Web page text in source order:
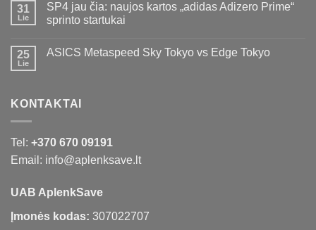
31
Lie
SP4 jau čia: naujos kartos „adidas Adizero Prime“
sprinto startukai
25
Lie
ASICS Metaspeed Sky Tokyo vs Edge Tokyo
KONTAKTAI
Tel: +370 670 09191
Email: info@aplenksave.lt
UAB AplenkSave
Įmonės kodas: 307022707